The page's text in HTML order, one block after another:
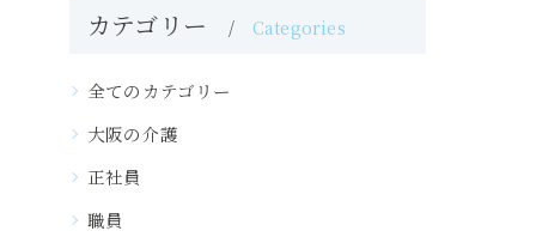
カテゴリー Categories
全てのカテゴリー
大阪の介護
正社員
職員